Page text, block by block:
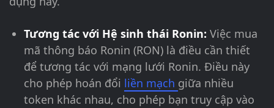
Tương tác với Hệ sinh thái Ronin: Việc mua
mã thông báo Ronin (RON) là điều cần thiết
để tương tác với mạng lưới Ronin. Điều này
cho phép hoán đổi liền mạch giữa nhiều
token khác nhau, cho phép bạn truy cập vào